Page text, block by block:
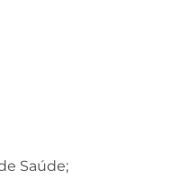
Saúde;